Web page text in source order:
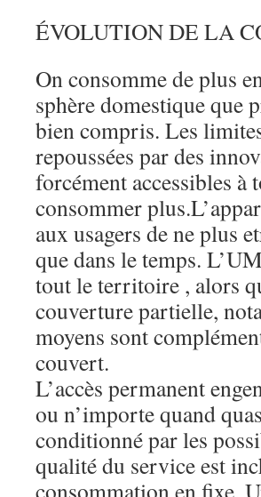
ÉVOLUTION DE LA
On consomme de plus
sphère domestique que
bien compris. Les limites
repoussées par des
forcément accessibles à
consommer
aux usagers de ne plus
que dans le temps.
tout le territoire , alors
couverture partielle,
moyens sont
couvert.
L’accès permanent
ou n’importe quand
conditionné par les
qualité du service est
consommation en fixe.